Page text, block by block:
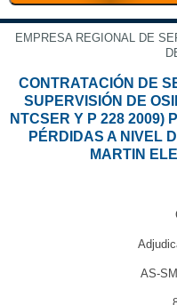
EMPRESA REGIONAL DE
CONTRATACIÓN DE
SUPERVISIÓN DE
NTCSER Y P 228 2009)
PÉRDIDAS A NIVEL
MARTIN
AS-